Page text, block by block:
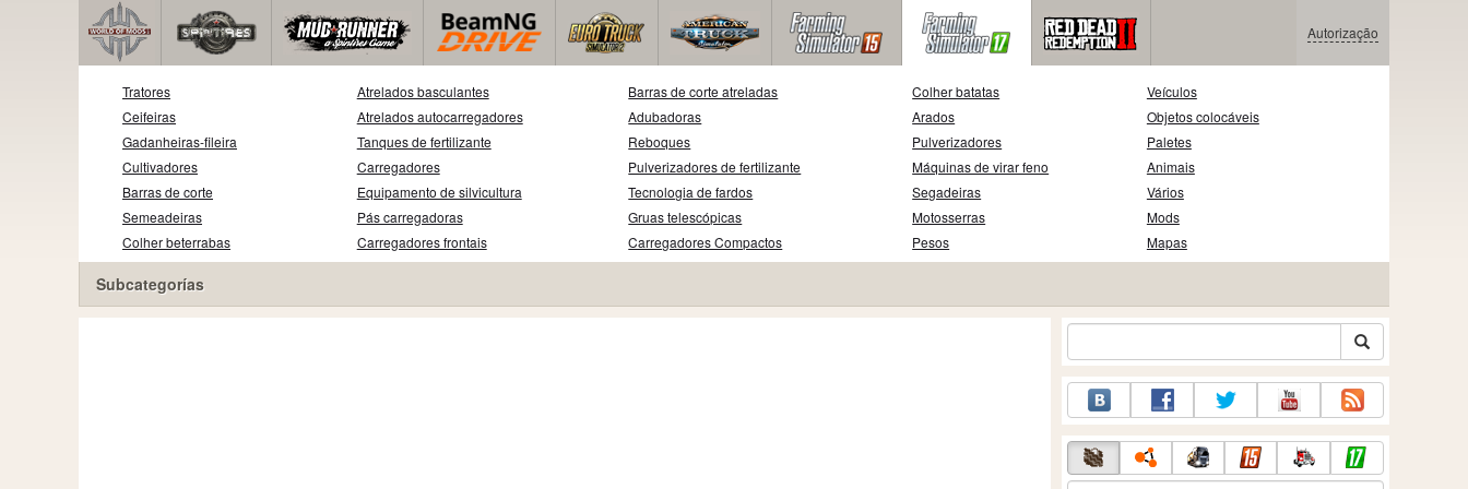
Autorização
Tratores
Ceifeiras
Gadanheiras-fileira
Cultivadores
Barras de corte
Semeadeiras
Colher beterrabas
Atrelados basculantes
Atrelados autocarregadores
Tanques de fertilizante
Carregadores
Equipamento de silvicultura
Pás carregadoras
Carregadores frontais
Barras de corte atreladas
Adubadoras
Reboques
Pulverizadores de fertilizante
Tecnologia de fardos
Gruas telescópicas
Carregadores Compactos
Colher batatas
Arados
Pulverizadores
Máquinas de virar feno
Segadeiras
Motosserras
Pesos
Veículos
Objetos colocáveis
Paletes
Animais
Vários
Mods
Mapas
Subcategorías